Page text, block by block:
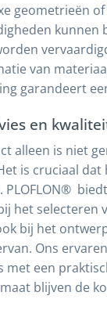
geometrieën
kunnen
van
garandeert
en
alleen is niet
is cruciaal dat
het selecteren
bij het
Ons
met een
blijven de